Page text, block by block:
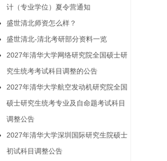
计（专业学位）夏令营通知
盛世清北师资怎么样？
盛世清北-清北考研部分资料一览
2027年清华大学网络研究院全国硕士研
究生统考考试科目调整的公告
2027年清华大学航空发动机研究院全国
硕士研究生统考专业及自命题考试科目
调整公告
2027年清华大学深圳国际研究生院硕士
初试科目调整公告